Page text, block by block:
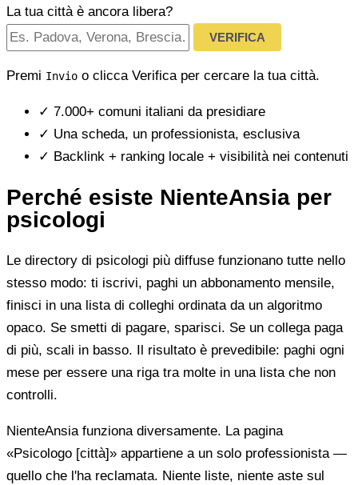
La tua città è ancora libera?
VERIFICA
Premi Invio o clicca Verifica per cercare la tua città.
✓ 7.000+ comuni italiani da presidiare
✓ Una scheda, un professionista, esclusiva
✓ Backlink + ranking locale + visibilità nei contenuti
Perché esiste NienteAnsia per
psicologi
Le directory di psicologi più diffuse funzionano tutte nello
stesso modo: ti iscrivi, paghi un abbonamento mensile,
finisci in una lista di colleghi ordinata da un algoritmo
opaco. Se smetti di pagare, sparisci. Se un collega paga
di più, scali in basso. Il risultato è prevedibile: paghi ogni
mese per essere una riga tra molte in una lista che non
controlli.
NienteAnsia funziona diversamente. La pagina
«Psicologo [città]» appartiene a un solo professionista —
quello che l'ha reclamata. Niente liste, niente aste sul